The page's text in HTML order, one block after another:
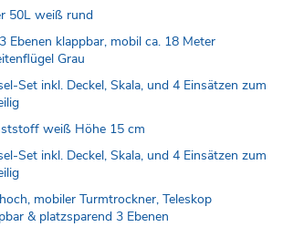
50L weiß rund
Ebenen klappbar, mobil ca. 18 Meter
Grau
Set inkl. Deckel, Skala, und 4 Einsätzen zum
weiß Höhe 15 cm
Set inkl. Deckel, Skala, und 4 Einsätzen zum
mobiler Turmtrockner, Teleskop
& platzsparend 3 Ebenen